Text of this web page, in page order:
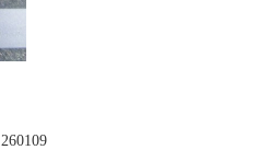
260109